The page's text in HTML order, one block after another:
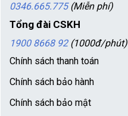
0346.665.775 (Miễn phí)
Tổng đài CSKH
1900 8668 92 (1000đ/phút)
Chính sách thanh toán
Chính sách bảo hành
Chính sách bảo mật